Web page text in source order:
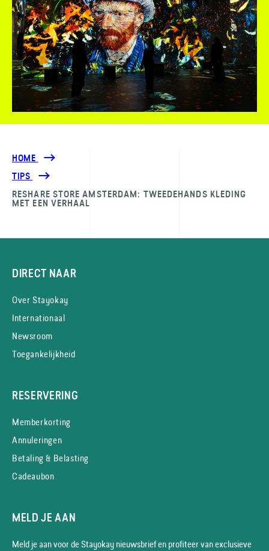
HOME
TIPS
RESHARE STORE AMSTERDAM: TWEEDEHANDS KLEDING
MET EEN VERHAAL
DIRECT NAAR
Over Stayokay
Internationaal
Newsroom
Toegankelijkheid
RESERVERING
Memberkorting
Annuleringen
Betaling & Belasting
Cadeaubon
MELD JE AAN
Meld je aan voor de Stayokay nieuws­brief en profiteer van exclusieve